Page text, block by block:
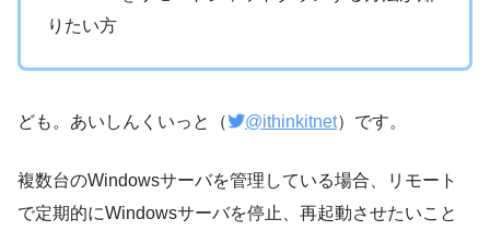
りたい方
ども。あいしんくいっと（ @ithinkitnet）です。
複数台のWindowsサーバを管理している場合、リモート
で定期的にWindowsサーバを停止、再起動させたいこと